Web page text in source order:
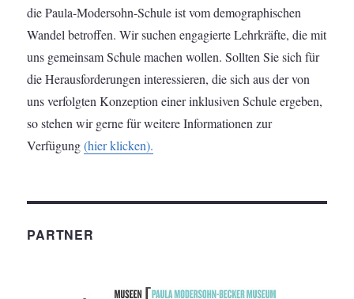
die Paula-Modersohn-Schule ist vom demographischen
Wandel betroffen. Wir suchen engagierte Lehrkräfte, die mit
uns gemeinsam Schule machen wollen. Sollten Sie sich für
die Herausforderungen interessieren, die sich aus der von
uns verfolgten Konzeption einer inklusiven Schule ergeben,
so stehen wir gerne für weitere Informationen zur
Verfügung(hier klicken).
PARTNER